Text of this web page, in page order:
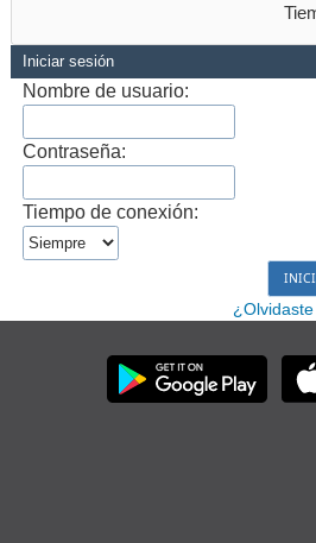
Iniciar sesión
Nombre de usuario:
Contraseña:
Tiempo de conexión: